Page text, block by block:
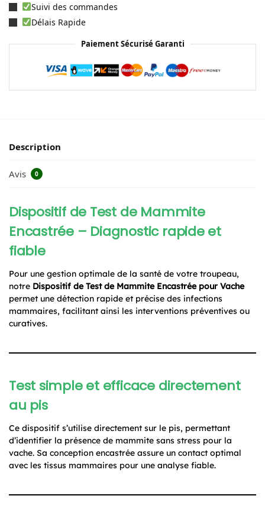
Suivi des commandes
Délais Rapide
Paiement Sécurisé Garanti
Description
Avis 0
Dispositif de Test de Mammite
Encastrée – Diagnostic rapide et
fiable
Pour une gestion optimale de la santé de votre troupeau,
notre Dispositif de Test de Mammite Encastrée pour Vache
permet une détection rapide et précise des infections
mammaires, facilitant ainsi les interventions préventives ou
curatives.
Test simple et efficace directement
au pis
Ce dispositif s’utilise directement sur le pis, permettant
d’identifier la présence de mammite sans stress pour la
vache. Sa conception encastrée assure un contact optimal
avec les tissus mammaires pour une analyse fiable.